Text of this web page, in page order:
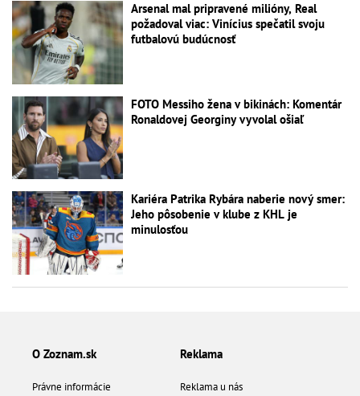
Arsenal mal pripravené milióny, Real
požadoval viac: Vinícius spečatil svoju
futbalovú budúcnosť
FOTO Messiho žena v bikinách: Komentár
Ronaldovej Georginy vyvolal ošiaľ
Kariéra Patrika Rybára naberie nový smer:
Jeho pôsobenie v klube z KHL je
minulosťou
O Zoznam.sk
Právne informácie
Reklama
Reklama u nás